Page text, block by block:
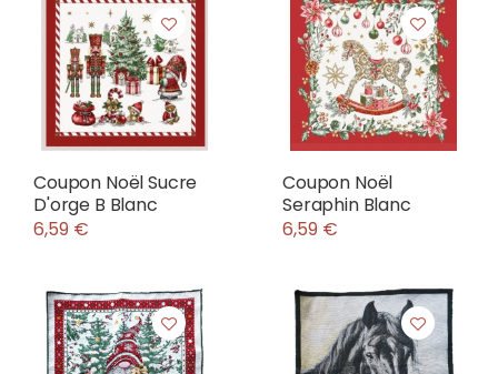
Coupon Noël Sucre
D'orge B Blanc
6,59 €
Coupon Noël
Seraphin Blanc
6,59 €